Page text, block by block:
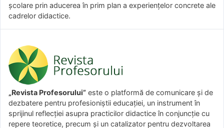
şcolare prin aducerea în prim plan a experienţelor concrete ale
cadrelor didactice.
„Revista Profesorului” este o platformă de comunicare și de
dezbatere pentru profesioniștii educației, un instrument în
sprijinul reflecției asupra practicilor didactice în conjuncție cu
repere teoretice, precum și un catalizator pentru dezvoltarea